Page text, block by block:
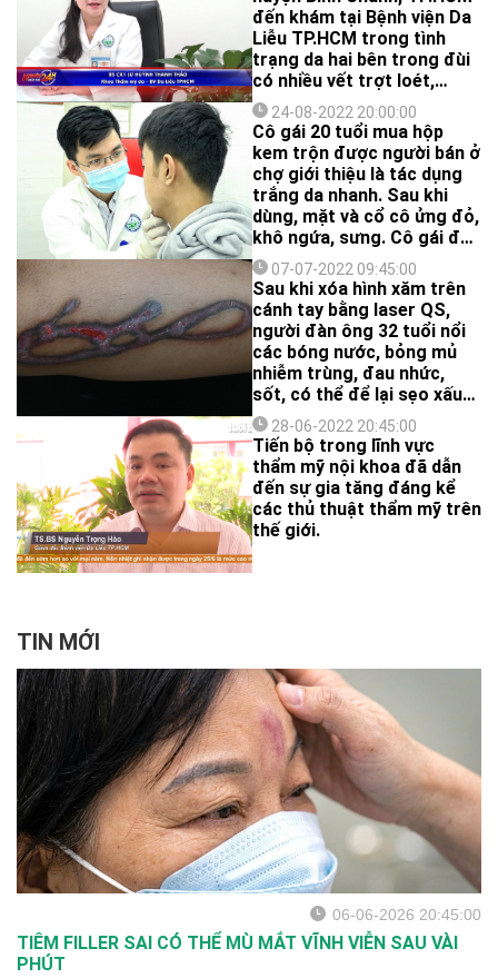
đến khám tại Bệnh viện Da
Liễu TP.HCM trong tình
trạng da hai bên trong đùi
có nhiều vết trợt loét,
mưng mủ, chảy máu, đi lại
khó khăn.
24-08-2022 20:00:00
Cô gái 20 tuổi mua hộp
kem trộn được người bán ở
chợ giới thiệu là tác dụng
trắng da nhanh. Sau khi
dùng, mặt và cổ cô ửng đỏ,
khô ngứa, sưng. Cô gái đến
Bệnh viện Da Liễu TP HCM
khám, cho biết hộp kem
không có thông tin về
thành phần hay nơi xuất xứ,
ban đầu sử dụng da rất
trắng sáng mịn màng
nhưng xuất hiện dị ứng sau
khi ngưng dùng.
07-07-2022 09:45:00
Sau khi xóa hình xăm trên
cánh tay bằng laser QS,
người đàn ông 32 tuổi nổi
các bóng nước, bỏng mủ
nhiễm trùng, đau nhức,
sốt, có thể để lại sẹo xấu
khó khắc phục.
28-06-2022 20:45:00
Tiến bộ trong lĩnh vực
thẩm mỹ nội khoa đã dẫn
đến sự gia tăng đáng kể
các thủ thuật thẩm mỹ trên
thế giới.
TIN MỚI
06-06-2026 20:45:00
TIÊM FILLER SAI CÓ THỂ MÙ MẮT VĨNH VIỄN SAU VÀI
PHÚT